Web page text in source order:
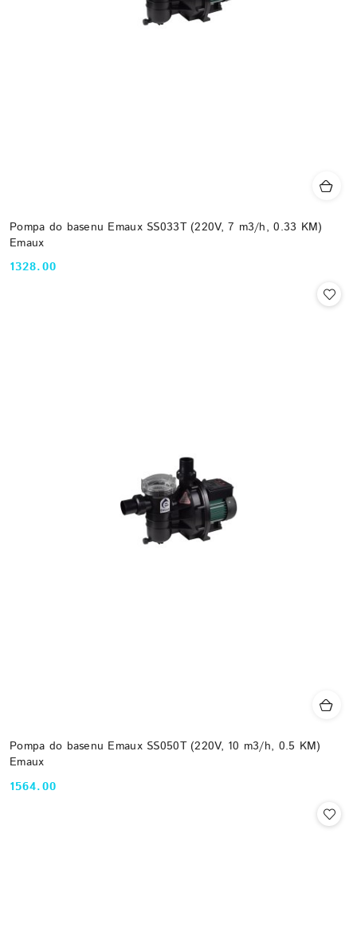
Pompa do basenu Emaux SS033T (220V, 7 m3/h, 0.33 KM)
Emaux
Cena:
1328.00
Pompa do basenu Emaux SS050T (220V, 10 m3/h, 0.5 KM)
Emaux
Cena:
1564.00